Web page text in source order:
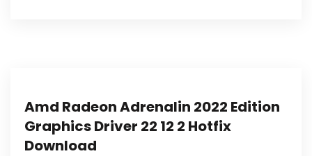
Amd Radeon Adrenalin 2022 Edition
Graphics Driver 22 12 2 Hotfix
Download